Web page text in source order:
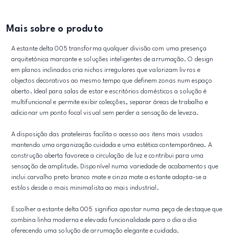
Mais sobre o produto
A estante delta 005 transforma qualquer divisão com uma presença
arquitetónica marcante e soluções inteligentes de arrumação. O design
em planos inclinados cria nichos irregulares que valorizam livros e
objectos decorativos ao mesmo tempo que definem zonas num espaço
aberto. Ideal para salas de estar e escritórios domésticos a solução é
multifuncional e permite exibir colecções, separar áreas de trabalho e
adicionar um ponto focal visual sem perder a sensação de leveza.
A disposição das prateleiras facilita o acesso aos itens mais usados
mantendo uma organização cuidada e uma estética contemporânea. A
construção aberta favorece a circulação de luz e contribui para uma
sensação de amplitude. Disponível numa variedade de acabamentos que
inclui carvalho preto branco mate e cinza mate a estante adapta-se a
estilos desde o mais minimalista ao mais industrial.
Escolher a estante delta 005 significa apostar numa peça de destaque que
combina linha moderna e elevada funcionalidade para o dia a dia
oferecendo uma solução de arrumação elegante e cuidada.